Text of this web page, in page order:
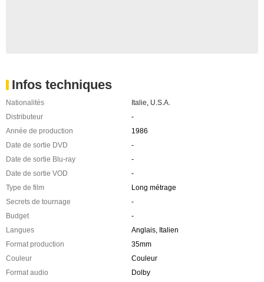
Infos techniques
Nationalités Italie, U.S.A.
Distributeur
-
Année de production
1986
Date de sortie DVD
-
Date de sortie Blu-ray
-
Date de sortie VOD
-
Type de film
Long métrage
Secrets de tournage
-
Budget
-
Langues
Anglais, Italien
Format production
35mm
Couleur
Couleur
Format audio
Dolby